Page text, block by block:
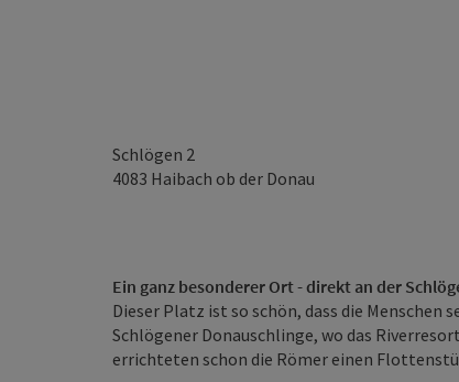
Schlögen 2
4083 Haibach ob der Donau
Ein ganz besonderer Ort - direkt an der
Dieser Platz ist so schön, dass die Menschen
Schlögener Donauschlinge, wo das
errichteten schon die Römer einen